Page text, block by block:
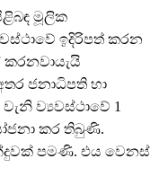
මූලික
ඉදිරිපත් කරන
කරනවායැයි
ජනාධිපති හා
ව්‍යවස්ථාවේ 1
කර තිබුණි.
පමණි. එය වෙනස්